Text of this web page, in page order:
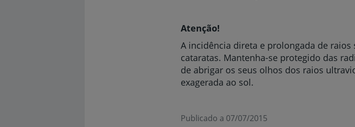
Atenção!
A incidência direta e prolongada de
cataratas. Mantenha-se protegido das
de abrigar os seus olhos dos raios
exagerada ao sol.
Publicado a 07/07/2015